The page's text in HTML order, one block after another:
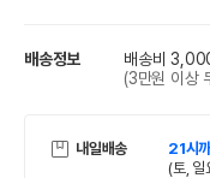
배송정보 배송비
(3만원 이상
내일배송 21시
(토, 일